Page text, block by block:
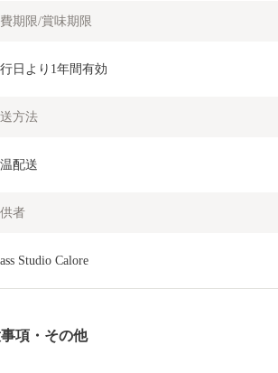
期限/賞味期限
日より1年間有効
方法
配送
者
Studio Calore
項・その他